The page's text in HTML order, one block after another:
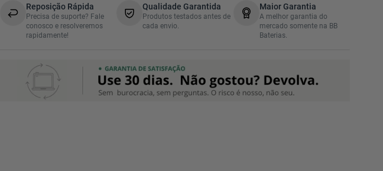
Reposição Rápida
Precisa de suporte? Fale
conosco e resolveremos
rapidamente!
Qualidade Garantida
Produtos testados antes de
cada envio.
Maior Garantia
A melhor garantia do
mercado somente na BB
Baterias.